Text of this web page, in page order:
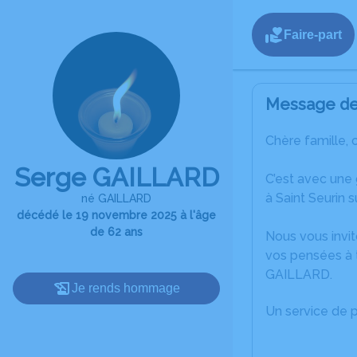
Serge GAILLARD
né GAILLARD
décédé le 19 novembre 2025 à l'âge
de 62 ans
Je rends hommage
Faire-part
Message
Chère famille,
C’est avec
à Saint Seurin
Nous vous
vos pensées à
GAILLARD.
Un service de